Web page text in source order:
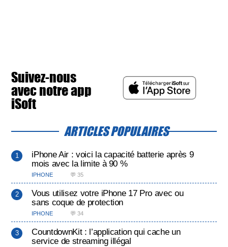
Suivez-nous
avec notre app
iSoft
ARTICLES POPULAIRES
iPhone Air : voici la capacité batterie après 9
mois avec la limite à 90 %
IPHONE 💬 35
Vous utilisez votre iPhone 17 Pro avec ou
sans coque de protection
IPHONE 💬 34
CountdownKit : l’application qui cache un
service de streaming illégal